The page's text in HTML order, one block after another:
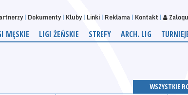
Dokumenty Kluby Linki Reklama Kontakt
MĘSKIE LIGI ŻEŃSKIE STREFY ARCH. LIG
WSZYSTKIE